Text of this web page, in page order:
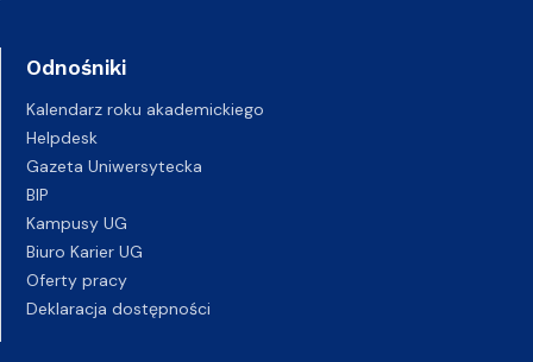
Odnośniki
Kalendarz roku akademickiego
Helpdesk
Gazeta Uniwersytecka
BIP
Kampusy UG
Biuro Karier UG
Oferty pracy
Deklaracja dostępności